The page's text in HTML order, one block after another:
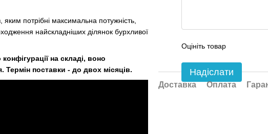
потрібні максимальна потужність,
найскладніших ділянок бурхливої
на складі, воно
Термін поставки - до двох місяців.
Оцініть товар
Надіслати
Доставка Оплата